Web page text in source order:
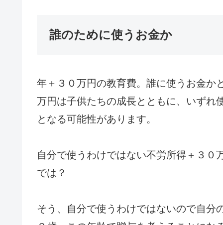
誰のために使うお金か
年＋３０万円の教育費。誰に使うお金か
万円は子供たちの成長とともに、いずれ
となる可能性があります。
自分で使うわけではない不労所得＋３０
では？
そう、自分で使うわけではないので自分